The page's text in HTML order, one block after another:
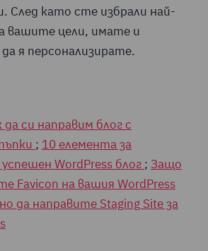
След като сте избрали най-
вашите цели, имате и
я персонализирате.
да си направим блог с
; 10 елемента за
WordPress блог ; Защо
Favicon на вашия WordPress
да направите Staging Site за